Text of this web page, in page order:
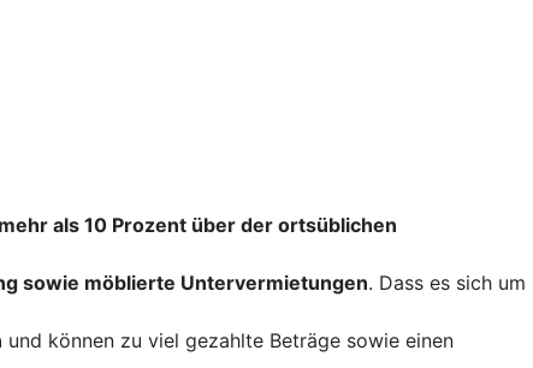
als 10 Prozent über der ortsüblichen
sowie möblierte Untervermietungen. Dass es sich um
und können zu viel gezahlte Beträge sowie einen